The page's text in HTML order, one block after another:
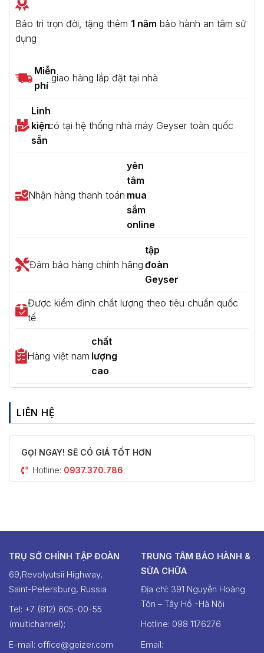
Bảo trì trọn đời, tặng thêm 1 năm bảo hành an tâm sử
dụng
Miễn
phí
giao hàng lắp đặt tại nhà
Linh
kiện
sẵn
có tại hệ thống nhà máy Geyser toàn quốc
Nhận hàng thanh toán
yên
tâm
mua
sắm
online
Đảm bảo hàng chính hãng
tập
đoàn
Geyser
Được kiểm định chất lượng theo tiêu chuẩn quốc
tế
Hàng việt nam
chất
lượng
cao
LIÊN HỆ
GỌI NGAY! SẼ CÓ GIÁ TỐT HƠN
Hotline: 0937.370.786
TRỤ SỞ CHỈNH TẬP ĐOÀN
69,Revolyutsii Highway,
Saint-Petersburg, Russia
Tel: +7 (812) 605-00-55
(multichannel);
E-mail: office@geizer.com
TRUNG TÂM BẢO HÀNH &
SỬA CHỮA
Địa chỉ: 391 Nguyễn Hoàng
Tôn – Tây Hồ -Hà Nội
Hotline: ‭098 1176276‬
Email: